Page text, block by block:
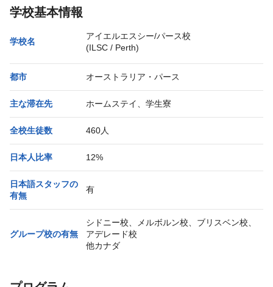
学校基本情報
学校名
アイエルエスシー/パース校
(ILSC / Perth)
都市 オーストラリア・パース
主な滞在先 ホームステイ、学生寮
全校生徒数 460人
日本人比率 12%
日本語スタッフの
有無
有
グループ校の有無
シドニー校、メルボルン校、ブリスベン校、
アデレード校
他カナダ